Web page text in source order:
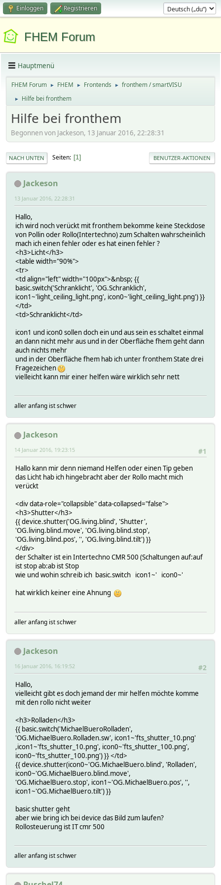
Einloggen Registrieren
FHEM Forum
Hauptmenü
FHEM Forum ► FHEM ► Frontends ► fronthem / smartVISU
► Hilfe bei fronthem
Hilfe bei fronthem
Begonnen von Jackeson, 13 Januar 2016, 22:28:31
NACH UNTEN Seiten 1 BENUTZER-AKTIONEN
Jackeson
13 Januar 2016, 22:28:31
Hallo,
ich wird noch verückt mit fronthem bekomme keine Steckdose
von Pollin oder Rollo(Intertechno) zum Schalten wahrscheinlich
mach ich einen fehler oder es hat einen fehler ?
<h3>Licht</h3>
<table width="90%">
<tr>
<td align="left" width="100px">&nbsp; {{
basic.switch('Schranklicht', 'OG.Schranklich',
icon1~'light_ceiling_light.png', icon0~'light_ceiling_light.png') }}
</td>
<td>Schranklicht</td>
icon1 und icon0 sollen doch ein und aus sein es schaltet einmal
an dann nicht mehr aus und in der Oberfläche fhem geht dann
auch nichts mehr
und in der Oberfläche fhem hab ich unter fronthem State drei
Fragezeichen
vielleicht kann mir einer helfen wäre wirklich sehr nett
aller anfang ist schwer
Jackeson
#1
14 Januar 2016, 19:23:15
Hallo kann mir denn niemand Helfen oder einen Tip geben
das Licht hab ich hingebracht aber der Rollo macht mich
verückt
<div data-role="collapsible" data-collapsed="false">
<h3>Shutter</h3>
{{ device.shutter('OG.living.blind', 'Shutter',
'OG.living.blind.move', 'OG.living.blind.stop',
'OG.living.blind.pos', '', 'OG.living.blind.tilt') }}
</div>
der Schalter ist ein Intertechno CMR 500 (Schaltungen auf:auf
ist stop ab:ab ist Stop
wie und wohin schreib ich basic.switch icon1~' icon0~'
hat wirklich keiner eine Ahnung
aller anfang ist schwer
Jackeson
#2
16 Januar 2016, 16:19:52
Hallo,
vielleicht gibt es doch jemand der mir helfen möchte komme
mit den rollo nicht weiter
<h3>Rolladen</h3>
{{ basic.switch('MichaelBueroRolladen',
'OG.MichaelBuero.Rolladen.sw', icon1~'fts_shutter_10.png'
,icon1~'fts_shutter_10.png', icon0~'fts_shutter_100.png',
icon0~'fts_shutter_100.png') }} </td>
{{ device.shutter(icon0~'OG.MichaelBuero.blind', 'Rolladen',
icon0~'OG.MichaelBuero.blind.move',
'OG.MichaelBuero.stop', icon1~'OG.MichaelBuero.pos', '',
icon1~'OG.MichaelBuero.tilt') }}
basic shutter geht
aber wie bring ich bei device das Bild zum laufen?
Rollosteuerung ist IT cmr 500
aller anfang ist schwer